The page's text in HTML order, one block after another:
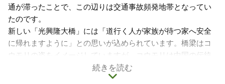
通が滞ったことで、この辺りは交通事故頻発地帯となってい
たのです。
新しい「光興隆大橋」には「道行く人が家族が待つ家へ安全
に帰れますように」との思いが込められています。橋梁はコ
ウモリの姿をイメージしていますが、コウモリは中国の伝統
文化では福と平安の象徴です。
橋の両側には歩行者/自転車専用道が設けられ、頭汴坑溪河川
続きを読む